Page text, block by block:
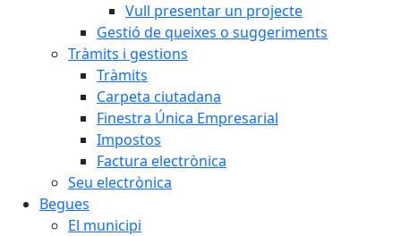
Vull presentar un projecte
Gestió de queixes o suggeriments
Tràmits i gestions
Tràmits
Carpeta ciutadana
Finestra Única Empresarial
Impostos
Factura electrònica
Seu electrònica
Begues
El municipi